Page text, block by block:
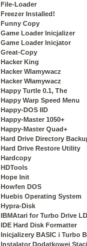
File-Loader
Freezer Installed!
Funny Copy
Game Loader Inicjalizer
Game Loader Inicjator
Great-Copy
Hacker King
Hacker Wlamywacz
Hacker Włamywacz
Happy Turtle 0.1, The
Happy Warp Speed Menu
Happy-DOS IID
Happy-Master 1050+
Happy-Master Quad+
Hard Drive Directory
Hard Drive Restore Utility
Hardcopy
HDTools
Hope Init
Howfen DOS
Huebis Operating System
Hypra-Disk
IBMAtari for Turbo Drive
IDE Hard Disk Formatter
Inicjalizery BASIC i Turbo
Instalator Dodatkowej